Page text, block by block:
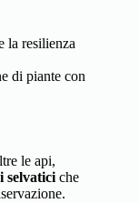
la resilienza
di piante con
le api,
selvatici che